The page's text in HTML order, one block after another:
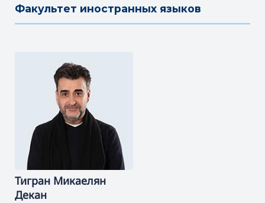
Факультет иностранных языков
Тигран Микаелян
Декан